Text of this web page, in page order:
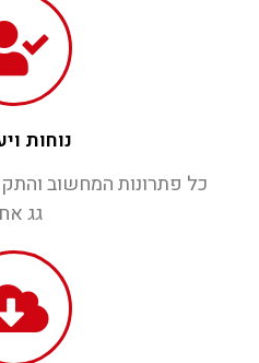
נוחות
כל פתרונות המחשוב
גג